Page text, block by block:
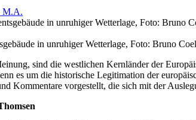
M.A.
in unruhiger Wetterlage, Foto: Bruno
sind die westlichen Kernländer der
es um die historische Legitimation der
Kommentare vorgestellt, die sich mit der